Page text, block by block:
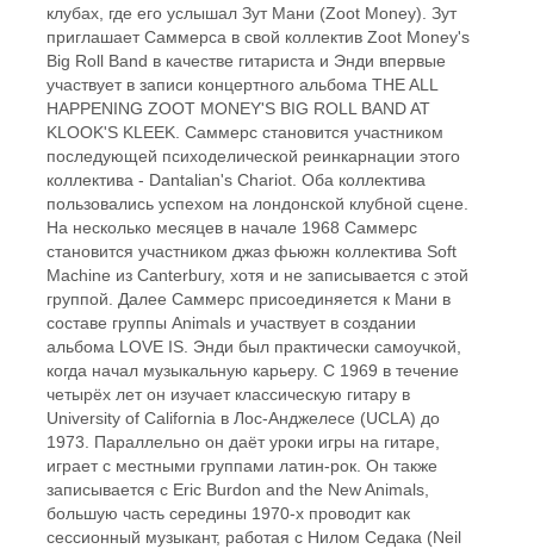
клубах, где его услышал Зут Мани (Zoot Money). Зут
приглашает Саммерса в свой коллектив Zoot Money's
Big Roll Band в качестве гитариста и Энди впервые
участвует в записи концертного альбома THE ALL
HAPPENING ZOOT MONEY'S BIG ROLL BAND AT
KLOOK'S KLEEK. Саммерс становится участником
последующей психоделической реинкарнации этого
коллектива - Dantalian's Chariot. Оба коллектива
пользовались успехом на лондонской клубной сцене.
На несколько месяцев в начале 1968 Саммерс
становится участником джаз фьюжн коллектива Soft
Machine из Canterbury, хотя и не записывается с этой
группой. Далее Саммерс присоединяется к Мани в
составе группы Animals и участвует в создании
альбома LOVE IS. Энди был практически самоучкой,
когда начал музыкальную карьеру. С 1969 в течение
четырёх лет он изучает классическую гитару в
University of California в Лос-Анджелесе (UCLA) до
1973. Параллельно он даёт уроки игры на гитаре,
играет с местными группами латин-рок. Он также
записывается с Eric Burdon and the New Animals,
большую часть середины 1970-х проводит как
сессионный музыкант, работая с Нилом Седака (Neil